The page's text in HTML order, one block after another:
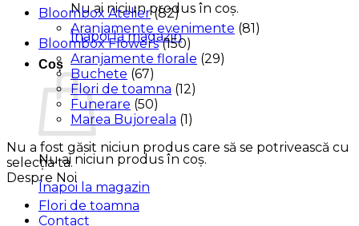
Nu ai niciun produs în coș.
Înapoi la magazin
Coș
Nu ai niciun produs în coș.
Înapoi la magazin
Bloombox Atelier (82)
Aranjamente evenimente (81)
Bloombox Flowers (150)
Aranjamente florale (29)
Buchete (67)
Flori de toamna (12)
Funerare (50)
Marea Bujoreala (1)
Nu a fost găsit niciun produs care să se potrivească cu
selecția ta.
Despre Noi
Flori de toamna
Contact